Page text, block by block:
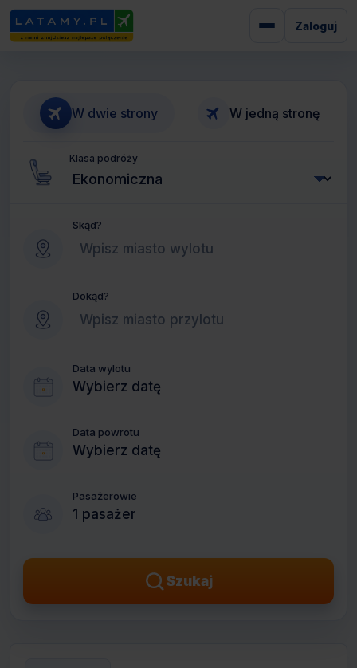
Zaloguj
W dwie strony W jedną stronę
Klasa podróży
Skąd?
Dokąd?
Data wylotu
Wybierz datę
Data powrotu
Wybierz datę
Pasażerowie
1 pasażer
Szukaj